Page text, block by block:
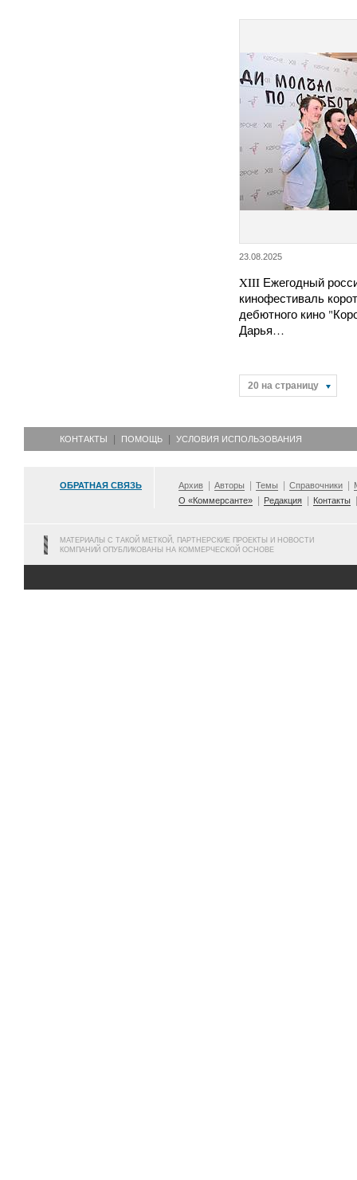
23.08.2025
XIII Ежегодный
кинофестиваль
дебютного кино
Дарья…
20 на страницу
КОНТАКТЫ ПОМОЩЬ УСЛОВИЯ ИСПОЛЬЗОВАНИЯ
ОБРАТНАЯ СВЯЗЬ Архив Авторы Темы Справочники
О «Коммерсанте»
Редакция Контакты
МАТЕРИАЛЫ С ТАКОЙ МЕТКОЙ, ПАРТНЕРСКИЕ ПРОЕКТЫ И НОВОСТИ
КОМПАНИЙ ОПУБЛИКОВАНЫ НА КОММЕРЧЕСКОЙ ОСНОВЕ